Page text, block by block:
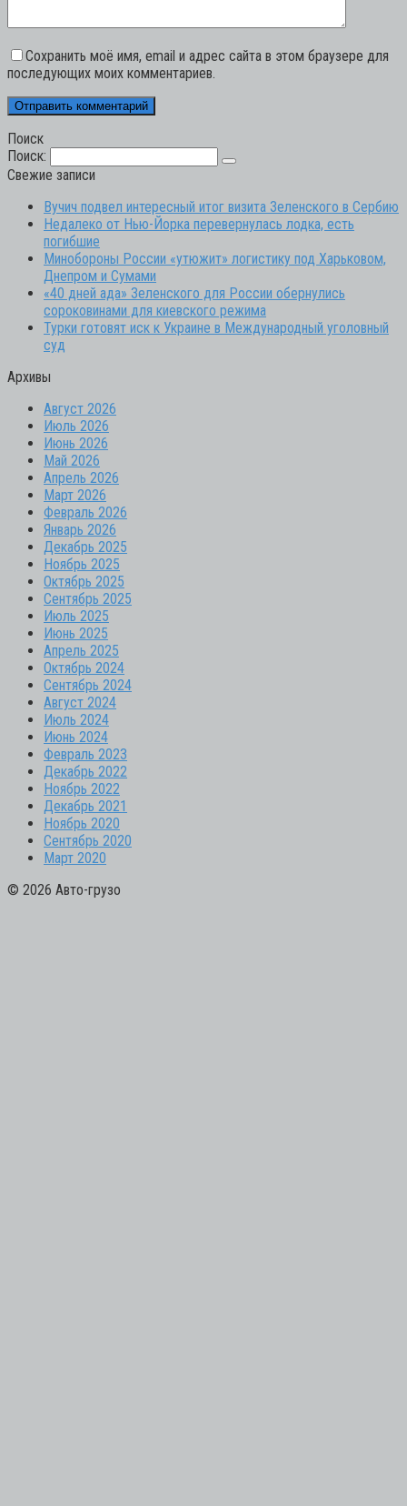
Сохранить моё имя, email и адрес сайта в этом браузере для
последующих моих комментариев.
Поиск
Поиск:
Свежие записи
Вучич подвел интересный итог визита Зеленского в Сербию
Недалеко от Нью-Йорка перевернулась лодка, есть
погибшие
Минобороны России «утюжит» логистику под Харьковом,
Днепром и Сумами
«40 дней ада» Зеленского для России обернулись
сороковинами для киевского режима
Турки готовят иск к Украине в Международный уголовный
суд
Архивы
Август 2026
Июль 2026
Июнь 2026
Май 2026
Апрель 2026
Март 2026
Февраль 2026
Январь 2026
Декабрь 2025
Ноябрь 2025
Октябрь 2025
Сентябрь 2025
Июль 2025
Июнь 2025
Апрель 2025
Октябрь 2024
Сентябрь 2024
Август 2024
Июль 2024
Июнь 2024
Февраль 2023
Декабрь 2022
Ноябрь 2022
Декабрь 2021
Ноябрь 2020
Сентябрь 2020
Март 2020
© 2026 Авто-грузо